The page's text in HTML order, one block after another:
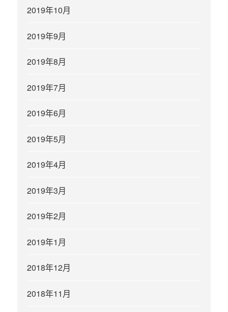
2019年10月
2019年9月
2019年8月
2019年7月
2019年6月
2019年5月
2019年4月
2019年3月
2019年2月
2019年1月
2018年12月
2018年11月